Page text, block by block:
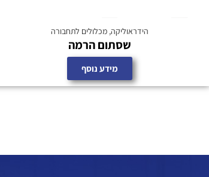
הידראוליקה, מכלולים לתחבורה
שסתום הרמה
מידע נוסף